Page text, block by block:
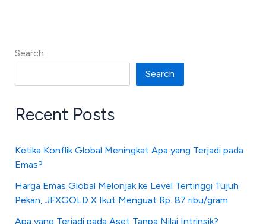
Search
Search
Recent Posts
Ketika Konflik Global Meningkat Apa yang Terjadi pada
Emas?
Harga Emas Global Melonjak ke Level Tertinggi Tujuh
Pekan, JFXGOLD X Ikut Menguat Rp. 87 ribu/gram
Apa yang Terjadi pada Aset Tanpa Nilai Intrinsik?